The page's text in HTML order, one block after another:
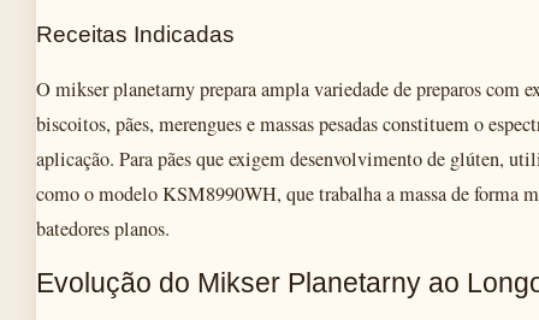
Receitas Indicadas
O mikser planetarny prepara ampla variedade de preparos com
biscoitos, pães, merengues e massas pesadas constituem o
aplicação. Para pães que exigem desenvolvimento de glúten,
como o modelo KSM8990WH, que trabalha a massa de forma
batedores planos.
Evolução do Mikser Planetarny ao